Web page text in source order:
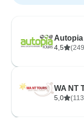
4,5
WA NT
5,0